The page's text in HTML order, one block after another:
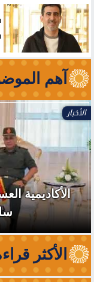
آهم
الأخبار
الأكاديمية
الأكثر